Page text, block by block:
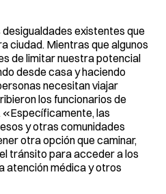
existentes que
ciudad. Mientras que algunos
de limitar nuestra potencial
desde casa y haciendo
necesitan viajar
los funcionarios de
«Específicamente, las
y otras comunidades
otra opción que caminar,
tránsito para acceder a los
atención médica y otros